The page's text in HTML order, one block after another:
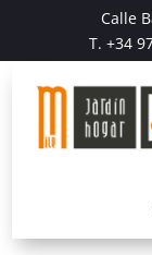
Calle
T. +34